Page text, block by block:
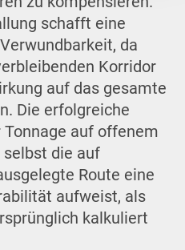
schafft eine
da
Korridor
auf das gesamte
Die erfolgreiche
auf offenem
die auf
Route eine
aufweist, als
kalkuliert